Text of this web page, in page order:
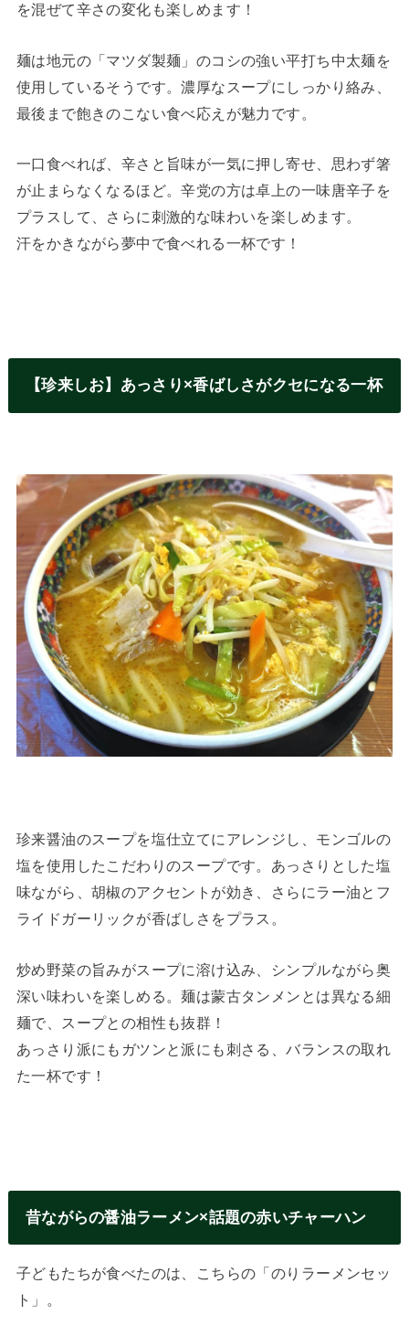
を混ぜて辛さの変化も楽しめます！
麺は地元の「マツダ製麺」のコシの強い平打ち中太麺を
使用しているそうです。濃厚なスープにしっかり絡み、
最後まで飽きのこない食べ応えが魅力です。
一口食べれば、辛さと旨味が一気に押し寄せ、思わず箸
が止まらなくなるほど。辛党の方は卓上の一味唐辛子を
プラスして、さらに刺激的な味わいを楽しめます。
汗をかきながら夢中で食べれる一杯です！
【珍来しお】あっさり×香ばしさがクセになる一杯
珍来醤油のスープを塩仕立てにアレンジし、モンゴルの
塩を使用したこだわりのスープです。あっさりとした塩
味ながら、胡椒のアクセントが効き、さらにラー油とフ
ライドガーリックが香ばしさをプラス。
炒め野菜の旨みがスープに溶け込み、シンプルながら奥
深い味わいを楽しめる。麺は蒙古タンメンとは異なる細
麺で、スープとの相性も抜群！
あっさり派にもガツンと派にも刺さる、バランスの取れ
た一杯です！
昔ながらの醤油ラーメン×話題の赤いチャーハン
子どもたちが食べたのは、こちらの「のりラーメンセッ
ト」。